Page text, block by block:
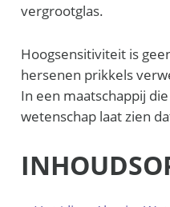
vergrootglas.
Hoogsensitiviteit is
hersenen prikkels
In een maatschappij
wetenschap laat zien